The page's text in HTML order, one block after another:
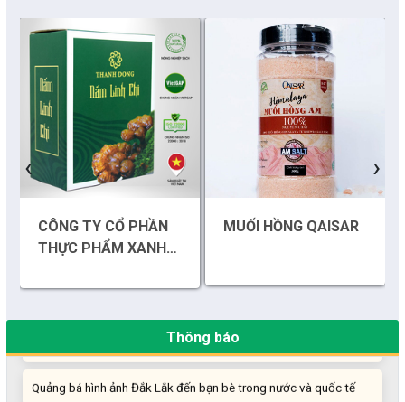
CÔNG TY CỔ PHẦN
THỰC PHẨM XANH
MUỐI HỒNG QAISAR
‹ ›
Thông báo
Những sáng tạo độc đáo từ “cây nhà lá vườn”
Gam màu sáng trong bức tranh khởi nghiệp đổi mới sáng tạo
Khi khoa học - công nghệ chưa có sự đột phá
Chế biến sâu – Nâng cao giá trị nông sản
“Đi tắt, đón đầu” các công nghệ mới, công nghệ tương lai
Quảng bá hình ảnh Đắk Lắk đến bạn bè trong nước và quốc tế